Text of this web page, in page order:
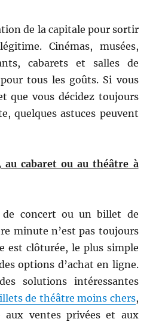
de la capitale pour sortir
Cinémas, musées,
cabarets et salles de
tous les goûts. Si vous
que vous décidez toujours
quelques astuces peuvent
au cabaret ou au théâtre à
concert ou un billet de
minute n’est pas toujours
est clôturée, le plus simple
options d’achat en ligne.
solutions intéressantes
de théâtre moins chers,
aux ventes privées et aux